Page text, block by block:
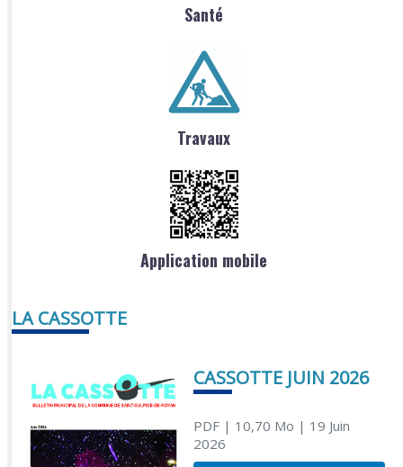
Santé
Travaux
Application mobile
LA CASSOTTE
CASSOTTE JUIN 2026
PDF| 10,70 Mo | 19 Juin
2026